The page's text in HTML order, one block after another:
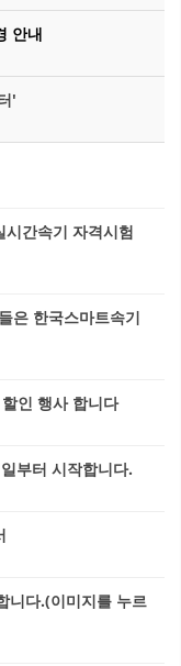
안내
'
간속기 자격시험
은 한국스마트속기
인 행사 합니다
부터 시작합니다.
니다.(이미지를 누르